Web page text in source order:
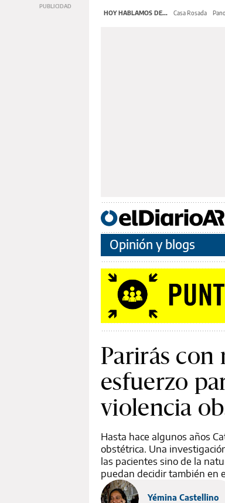
HOY HABLAMOS DE... Casa Rosada
Opinión y blogs
Parirás con
esfuerzo
violencia
Hasta hace algunos años
obstétrica. Una
las pacientes sino de la
puedan decidir también en
Yémina Castellino